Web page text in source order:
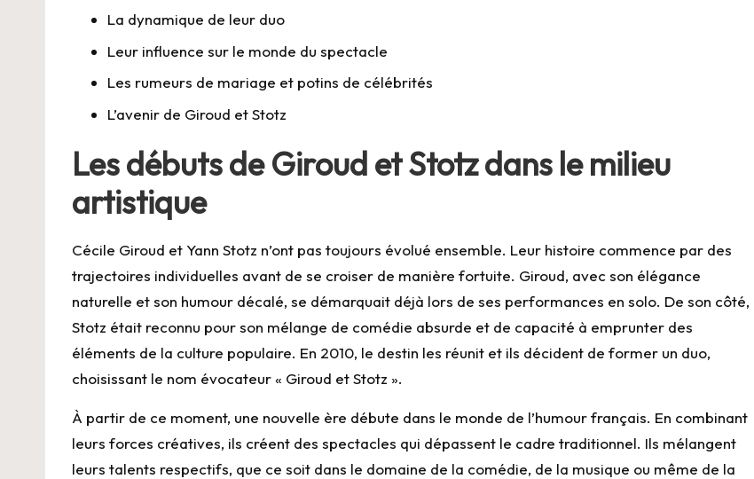
La dynamique de leur duo
Leur influence sur le monde du spectacle
Les rumeurs de mariage et potins de célébrités
L’avenir de Giroud et Stotz
Les débuts de Giroud et Stotz dans le milieu
artistique
Cécile Giroud et Yann Stotz n’ont pas toujours évolué ensemble. Leur histoire commence par des
trajectoires individuelles avant de se croiser de manière fortuite. Giroud, avec son élégance
naturelle et son humour décalé, se démarquait déjà lors de ses performances en solo. De son côté,
Stotz était reconnu pour son mélange de comédie absurde et de capacité à emprunter des
éléments de la culture populaire. En 2010, le destin les réunit et ils décident de former un duo,
choisissant le nom évocateur « Giroud et Stotz ».
À partir de ce moment, une nouvelle ère débute dans le monde de l’humour français. En combinant
leurs forces créatives, ils créent des spectacles qui dépassent le cadre traditionnel. Ils mélangent
leurs talents respectifs, que ce soit dans le domaine de la comédie, de la musique ou même de la